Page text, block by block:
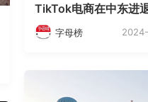
TikTok电商在中东进
字母榜